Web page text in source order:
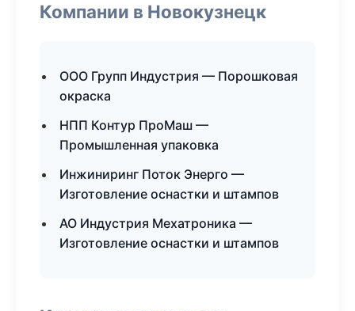
Компании в Новокузнецк
ООО Групп Индустрия — Порошковая
окраска
НПП Контур ПроМаш —
Промышленная упаковка
Инжиниринг Поток Энерго —
Изготовление оснастки и штампов
АО Индустрия Мехатроника —
Изготовление оснастки и штампов